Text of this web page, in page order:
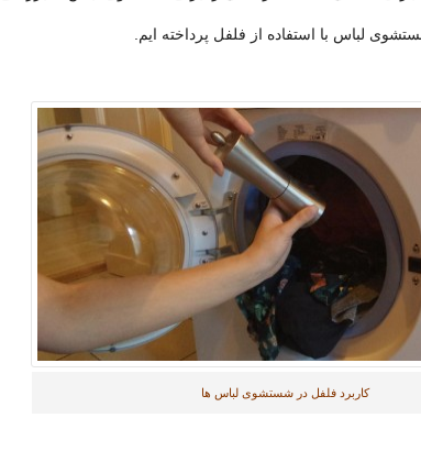
لباس با استفاده از فلفل پرداخته ایم.
کاربرد فلفل در شستشوی لباس ها